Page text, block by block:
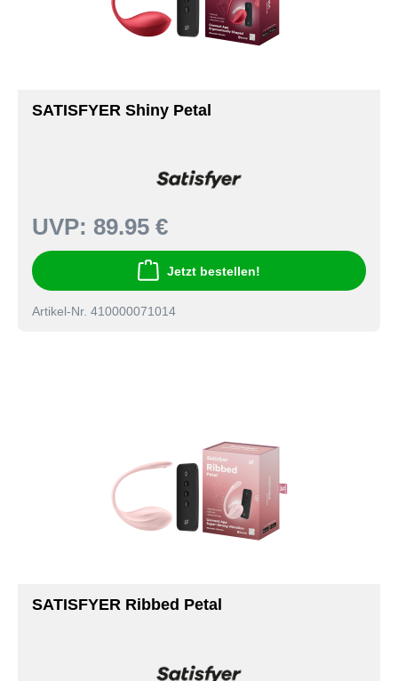
SATISFYER Shiny Petal
UVP: 89.95 €
Jetzt bestellen!
Artikel-Nr. 410000071014
SATISFYER Ribbed Petal